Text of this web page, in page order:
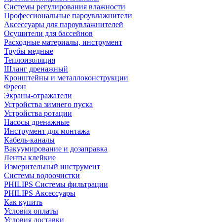
Системы регулирования влажности
Профессиональные пароувлажнители
Аксессуары для пароувлажнителей
Осушители для бассейнов
Расходные материалы, инструмент
Трубы медные
Теплоизоляция
Шланг дренажный
Кронштейны и металлоконструкции
Фреон
Экраны-отражатели
Устройства зимнего пуска
Устройства ротации
Насосы дренажные
Инструмент для монтажа
Кабель-каналы
Вакуумирование и дозаправка
Ленты клейкие
Измерительный инструмент
Системы водоочистки
PHILIPS Системы фильтрации
PHILIPS Аксессуары
Как купить
Условия оплаты
Условия доставки